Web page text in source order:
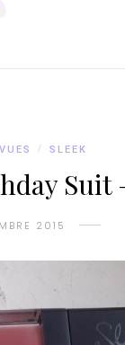
/ SLEEK
Suit
2015